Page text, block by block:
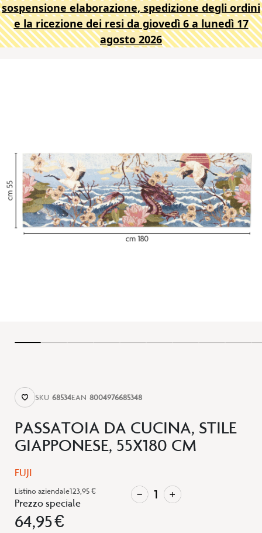
sospensione elaborazione, spedizione degli ordini
e la ricezione dei resi da giovedì 6 a lunedì 17
agosto 2026
PASSATOIA DA CUCINA, STILE
GIAPPONESE, 55X180 CM
Listino aziendale123,95 €
Prezzo speciale
64,95 €
SKU 68534EAN 8004976685348
FUJI